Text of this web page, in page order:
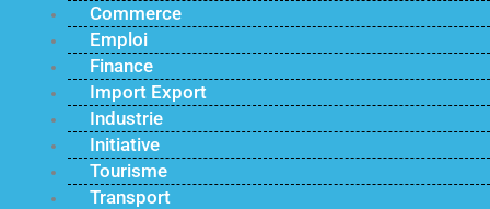
Commerce
Emploi
Finance
Import Export
Industrie
Initiative
Tourisme
Transport